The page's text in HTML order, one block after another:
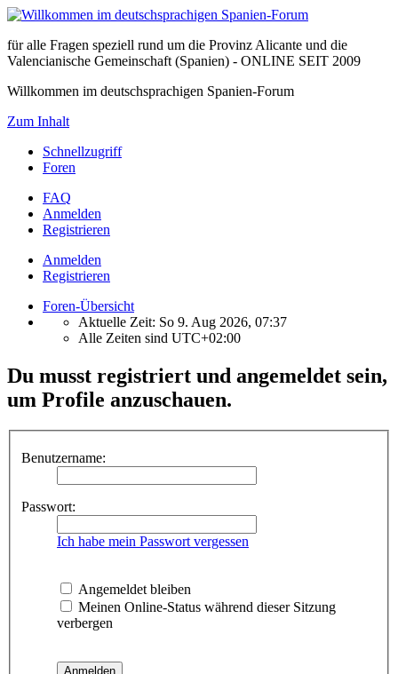
für alle Fragen speziell rund um die Provinz Alicante und die
Valencianische Gemeinschaft (Spanien) - ONLINE SEIT 2009
Willkommen im deutschsprachigen Spanien-Forum
Zum Inhalt
Schnellzugriff
Foren
FAQ
Anmelden
Registrieren
Anmelden
Registrieren
Foren-Übersicht
Aktuelle Zeit: So 9. Aug 2026, 07:37
Alle Zeiten sind UTC+02:00
Du musst registriert und angemeldet sein,
um Profile anzuschauen.
Benutzername:
Passwort:
Ich habe mein Passwort vergessen
Angemeldet bleiben
Meinen Online-Status während dieser Sitzung
verbergen